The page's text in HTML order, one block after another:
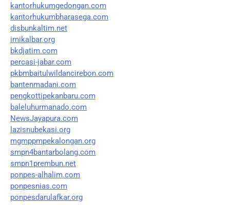
kantorhukumgedongan.com
kantorhukumbharasega.com
disbunkaltim.net
imikalbar.org
bkdjatim.com
percasi-jabar.com
pkbmbaitulwildancirebon.com
bantenmadani.com
pengkottipekanbaru.com
baleluhurmanado.com
NewsJayapura.com
lazisnubekasi.org
mgmppmpekalongan.org
smpn4bantarbolang.com
smpn1prembun.net
ponpes-alhalim.com
ponpesnias.com
ponpesdarulafkar.org